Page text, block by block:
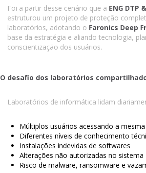
Foi a partir desse cenário que a ENG DTP
estruturou um projeto de proteção
laboratórios, adotando o Faronics Deep
base da estratégia e aliando tecnologia,
conscientização dos usuários.
O desafio dos laboratórios
Laboratórios de informática lidam
Múltiplos usuários acessando a
Diferentes níveis de conhecimento
Instalações indevidas de softwares
Alterações não autorizadas no sistema
Risco de malware, ransomware e